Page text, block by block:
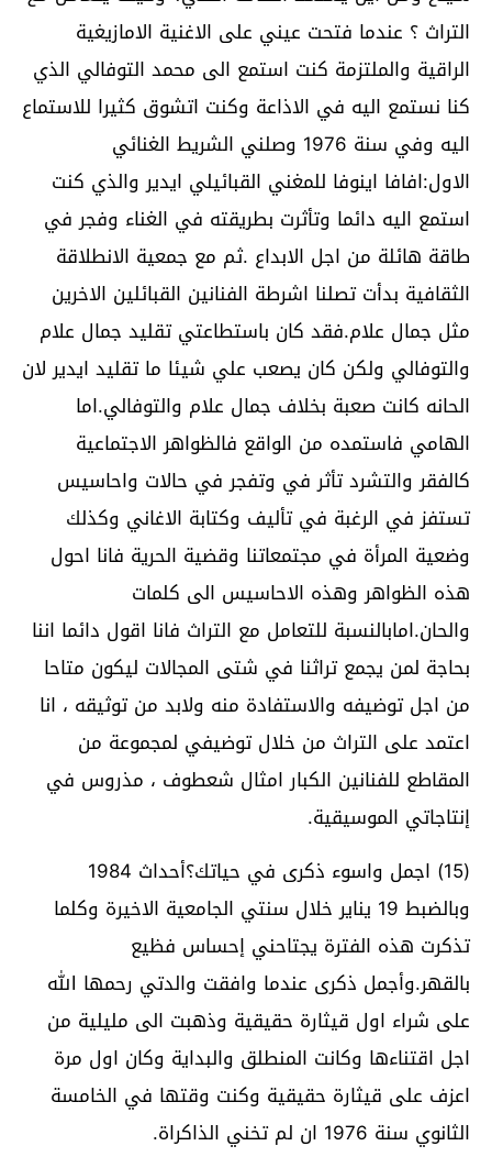
التراث ؟ عندما فتحت عيني على الاغنية الامازيغية
الراقية والملتزمة كنت استمع الى محمد التوفالي الذي
كنا نستمع اليه في الاذاعة وكنت اتشوق كثيرا للاستماع
اليه وفي سنة 1976 وصلني الشريط الغنائي
الاول:افافا اينوفا للمغني القبائيلي ايدير والذي كنت
استمع اليه دائما وتأثرت بطريقته في الغناء وفجر في
طاقة هائلة من اجل الابداع .ثم مع جمعية الانطلاقة
الثقافية بدأت تصلنا اشرطة الفنانين القبائلين الاخرين
مثل جمال علام.فقد كان باستطاعتي تقليد جمال علام
والتوفالي ولكن كان يصعب علي شيئا ما تقليد ايدير لان
الحانه كانت صعبة بخلاف جمال علام والتوفالي.اما
الهامي فاستمده من الواقع فالظواهر الاجتماعية
كالفقر والتشرد تأثر في وتفجر في حالات واحاسيس
تستفز في الرغبة في تأليف وكتابة الاغاني وكذلك
وضعية المرأة في مجتمعاتنا وقضية الحرية فانا احول
هذه الظواهر وهذه الاحاسيس الى كلمات
والحان.امابالنسبة للتعامل مع التراث فانا اقول دائما اننا
بحاجة لمن يجمع تراثنا في شتى المجالات ليكون متاحا
من اجل توضيفه والاستفادة منه ولابد من توثيقه ، انا
اعتمد على التراث من خلال توضيفي لمجموعة من
المقاطع للفنانين الكبار امثال شعطوف ، مذروس في
إنتاجاتي الموسيقية.
(15) اجمل واسوء ذكرى في حياتك؟أحداث 1984
وبالضبط 19 يناير خلال سنتي الجامعية الاخيرة وكلما
تذكرت هذه الفترة يجتاحني إحساس فظيع
بالقهر.وأجمل ذكرى عندما وافقت والدتي رحمها الله
على شراء اول قيثارة حقيقية وذهبت الى مليلية من
اجل اقتناءها وكانت المنطلق والبداية وكان اول مرة
اعزف على قيثارة حقيقية وكنت وقتها في الخامسة
الثانوي سنة 1976 ان لم تخني الذاكراة.